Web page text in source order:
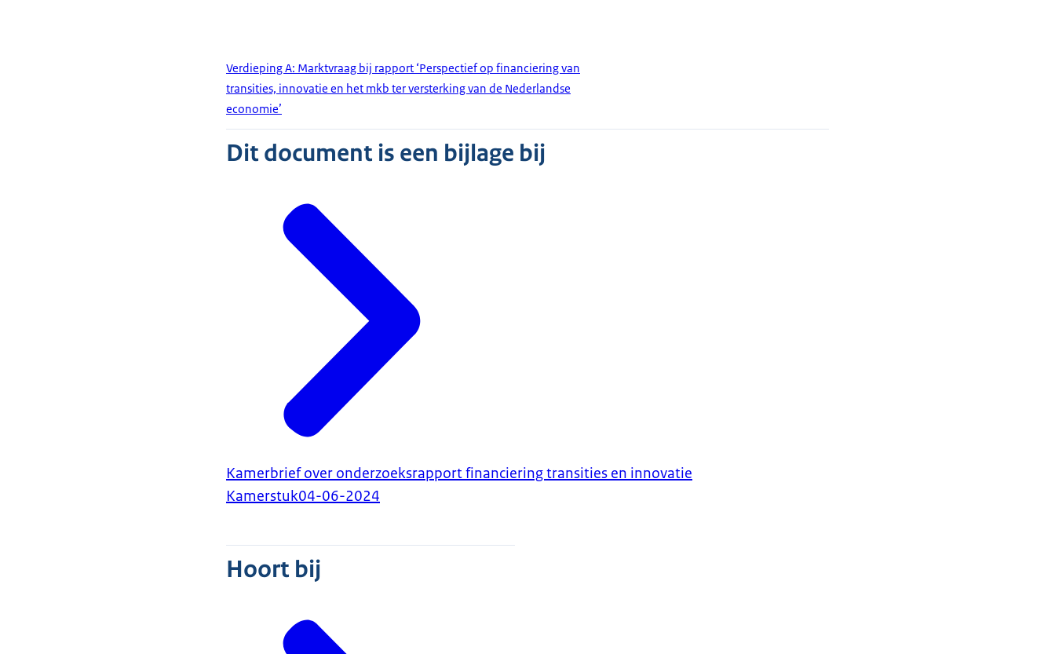
Verdieping A: Marktvraag bij rapport ‘Perspectief op financiering van
transities, innovatie en het mkb ter versterking van de Nederlandse
economie’
Dit document is een bijlage bij
Kamerbrief over onderzoeksrapport financiering transities en innovatie
Kamerstuk04-06-2024
Hoort bij